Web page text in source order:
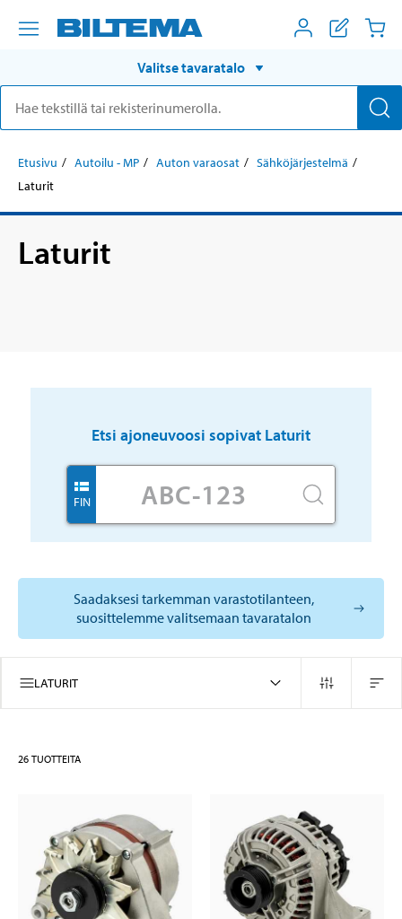
Valitse tavaratalo
Etusivu Autoilu - MP Auton varaosat
Sähköjärjestelmä
Laturit
Laturit
Etsi ajoneuvoosi sopivat Laturit
FIN
Saadaksesi tarkemman varastotilanteen,
suosittelemme valitsemaan tavaratalon
LATURIT
26 TUOTTEITA